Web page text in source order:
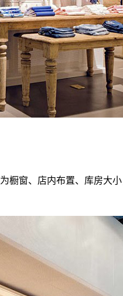
窗、店内布置、库房大